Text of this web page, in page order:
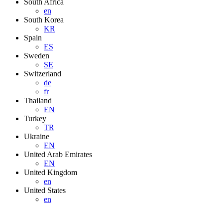
South Africa
en
South Korea
KR
Spain
ES
Sweden
SE
Switzerland
de
fr
Thailand
EN
Turkey
TR
Ukraine
EN
United Arab Emirates
EN
United Kingdom
en
United States
en